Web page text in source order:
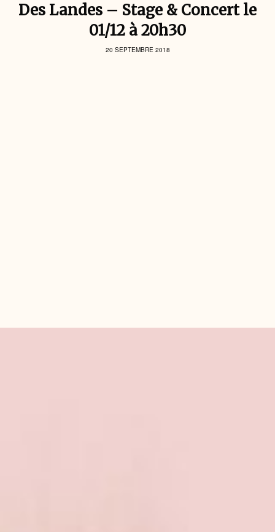
Des Landes – Stage & Concert le
01/12 à 20h30
20 SEPTEMBRE 2018